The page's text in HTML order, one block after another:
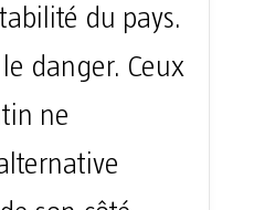
du pays.
danger. Ceux
ne